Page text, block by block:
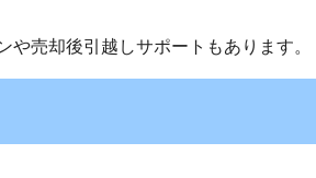
売却後引越しサポートもあります。